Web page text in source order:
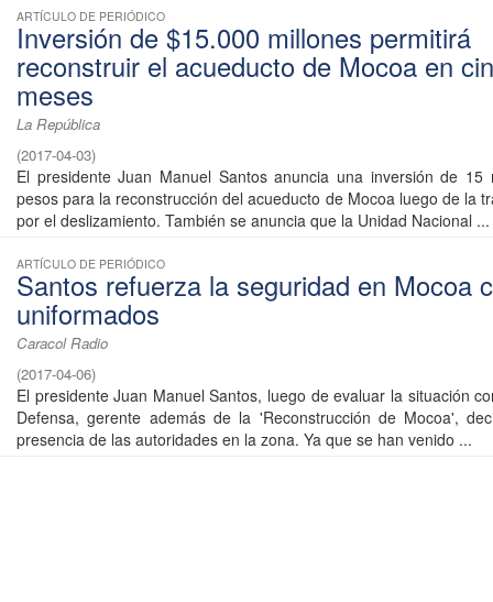
ARTÍCULO DE PERIÓDICO
Inversión de $15.000 millones permitirá
reconstruir el acueducto de Mocoa en
meses
La República
(2017-04-03)
El presidente Juan Manuel Santos anuncia una inversión de 15
pesos para la reconstrucción del acueducto de Mocoa luego de la
por el deslizamiento. También se anuncia que la Unidad Nacional ...
ARTÍCULO DE PERIÓDICO
Santos refuerza la seguridad en Mocoa
uniformados
Caracol Radio
(2017-04-06)
El presidente Juan Manuel Santos, luego de evaluar la situación
Defensa, gerente además de la 'Reconstrucción de Mocoa',
presencia de las autoridades en la zona. Ya que se han venido ...